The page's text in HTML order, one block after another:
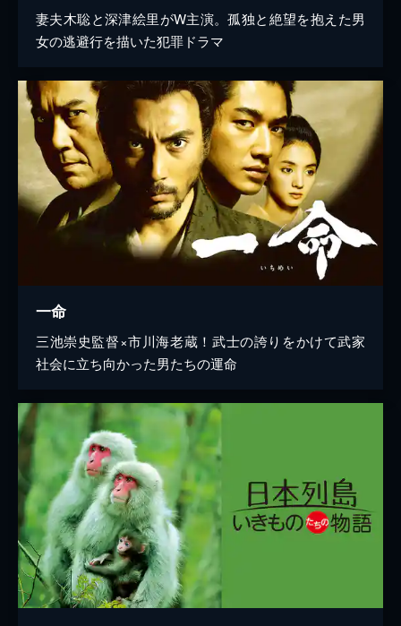
妻夫木聡と深津絵里がW主演。孤独と絶望を抱えた男
女の逃避行を描いた犯罪ドラマ
一命
三池崇史監督×市川海老蔵！武士の誇りをかけて武家
社会に立ち向かった男たちの運命